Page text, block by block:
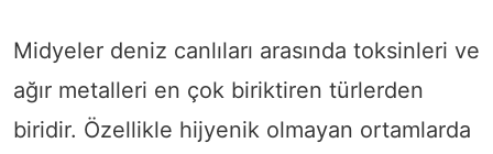
Midyeler deniz canlıları arasında toksinleri ve
ağır metalleri en çok biriktiren türlerden
biridir. Özellikle hijyenik olmayan ortamlarda